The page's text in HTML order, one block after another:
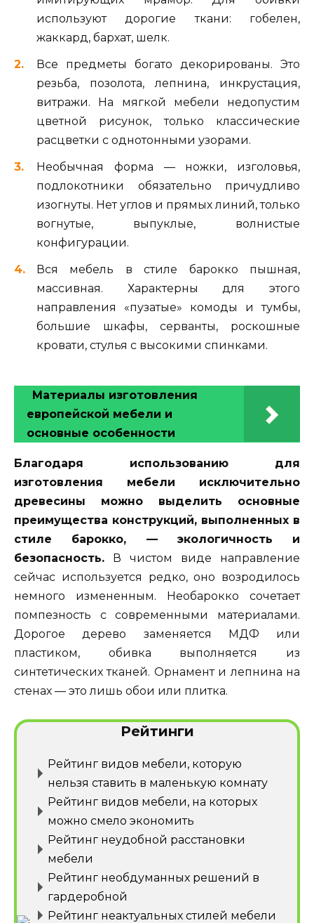
используют дорогие ткани: гобелен,
жаккард, бархат, шелк.
Все предметы богато декорированы. Это
резьба, позолота, лепнина, инкрустация,
витражи. На мягкой мебели недопустим
цветной рисунок, только классические
расцветки с однотонными узорами.
Необычная форма — ножки, изголовья,
подлокотники обязательно причудливо
изогнуты. Нет углов и прямых линий, только
вогнутые, выпуклые, волнистые
конфигурации.
Вся мебель в стиле барокко пышная,
массивная. Характерны для этого
направления «пузатые» комоды и тумбы,
большие шкафы, серванты, роскошные
кровати, стулья с высокими спинками.
Материалы изготовления
европейской мебели и
основные особенности
Благодаря использованию для
изготовления мебели исключительно
древесины можно выделить основные
преимущества конструкций, выполненных в
стиле барокко, — экологичность и
безопасность. В чистом виде направление
сейчас используется редко, оно возродилось
немного измененным. Необарокко сочетает
помпезность с современными материалами.
Дорогое дерево заменяется МДФ или
пластиком, обивка выполняется из
синтетических тканей. Орнамент и лепнина на
стенах — это лишь обои или плитка.
Рейтинги
Рейтинг видов мебели, которую
нельзя ставить в маленькую комнату
Рейтинг видов мебели, на которых
можно смело экономить
Рейтинг неудобной расстановки
мебели
Рейтинг необдуманных решений в
гардеробной
Рейтинг неактуальных стилей мебели